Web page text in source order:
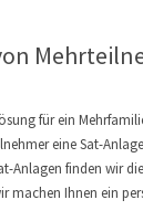
für ein
eine Sat-
Anlagen finden wir
machen Ihnen ein